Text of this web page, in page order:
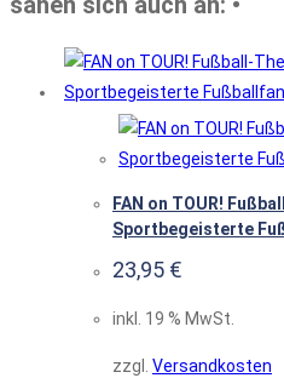
FAN on TOUR!
Sportbegeisterte
23,95 €
inkl. 19 % MwSt.
zzgl. Versandkosten